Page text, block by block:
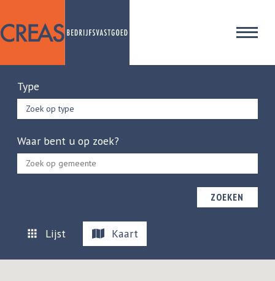
Type
Zoek op type
Waar bent u op zoek?
ZOEKEN
Lijst Kaart